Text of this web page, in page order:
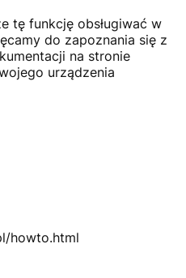
tę funkcję obsługiwać w
do zapoznania się z
na stronie
urządzenia
howto.html